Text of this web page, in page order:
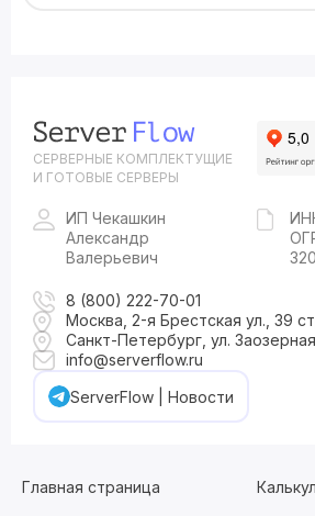
СЕРВЕРНЫЕ КОМПЛЕКТУЩИЕ
И ГОТОВЫЕ СЕРВЕРЫ
ИП Чекашкин
Александр
Валерьевич
8 (800) 222-70-01
Москва, 2-я Брестская ул., 39
Санкт-Петербург, ул.
info@serverflow.ru
ServerFlow | Новости
Главная страница